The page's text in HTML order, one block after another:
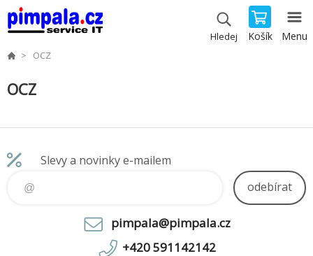
Hledej Košík Menu
OCZ
OCZ
Slevy a novinky e-mailem
odebírat
pimpala@pimpala.cz
+420 591142142